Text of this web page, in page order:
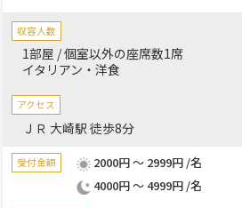
す。着席25〜32名、立食25〜60名まで
ふれる開放的な空間で、懇親会や歓送迎
会など幅広いシーンに最適。品川駅より
収容人数
1部屋 / 個室以外の座席数1席
イタリアン・洋食
アクセス
ＪＲ 大崎駅 徒歩8分
受付金額
2000円 ～ 2999円 /名
4000円 ～ 4999円 /名